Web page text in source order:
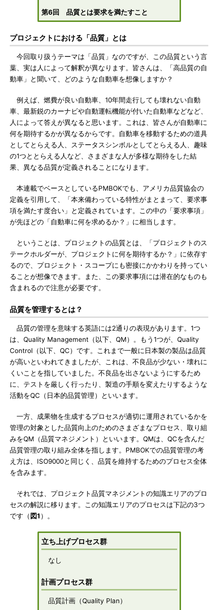
第6回 品質とは要求を満たすこと
プロジェクトにおける「品質」とは
今回取り扱うテーマは「品質」なのですが、この品質という言
葉、実は人によって解釈が異なります。皆さんは、「高品質の自
動車」と聞いて、どのような自動車を想像しますか？
例えば、燃費が良い自動車、10年間走行しても壊れない自動
車、最新鋭のカーナビや自動運転機能が付いた自動車などなど、
人によって答えが異なると思います。これは、皆さんが自動車に
何を期待するかが異なるからです。自動車を移動するための道具
としてとらえる人、ステータスシンボルとしてとらえる人、趣味
の1つととらえる人など、さまざまな人が多様な期待をした結
果、異なる品質が定義されることになります。
本連載でベースとしているPMBOKでも、アメリカ品質協会の
定義を引用して、「本来備わっている特性がまとまって、要求事
項を満たす度合い」と定義されています。この中の「要求事項」
が先ほどの「自動車に何を求めるか？」に相当します。
ということは、プロジェクトの品質とは、「プロジェクトのス
テークホルダーが、プロジェクトに何を期待するか？」に依存す
るので、プロジェクト・スコープにも密接にかかわりを持ってい
ることが想像できます。また、この要求事項には潜在的なものも
含まれるので注意が必要です。
品質を管理するとは？
品質の管理を意味する英語には2通りの表現があります。1つ
は、Quality Management（以下、QM）。もう1つが、Quality
Control（以下、QC）です。これまで一般に日本製の製品は品質
が高いといわれてきましたが、これは、不良品が少ない・壊れに
くいことを指していました。不良品を出さないようにするため
に、テストを厳しく行ったり、製造の手順を変えたりするような
活動をQC（日本的品質管理）といいます。
一方、成果物を生成するプロセスが適切に運用されているかを
管理の対象とした品質向上のためのさまざまなプロセス、取り組
みをQM（品質マネジメント）といいます。QMは、QCを含んだ
品質管理の取り組み全体を指します。PMBOKでの品質管理の考
え方は、ISO9000と同じく、品質を維持するためのプロセス全体
を含みます。
それでは、プロジェクト品質マネジメントの知識エリアのプロ
セスの解説に移ります。この知識エリアのプロセスは下記の3つ
です（ 図1 ）。
立ち上げプロセス群
なし
計画プロセス群
品質計画（Quality Plan）